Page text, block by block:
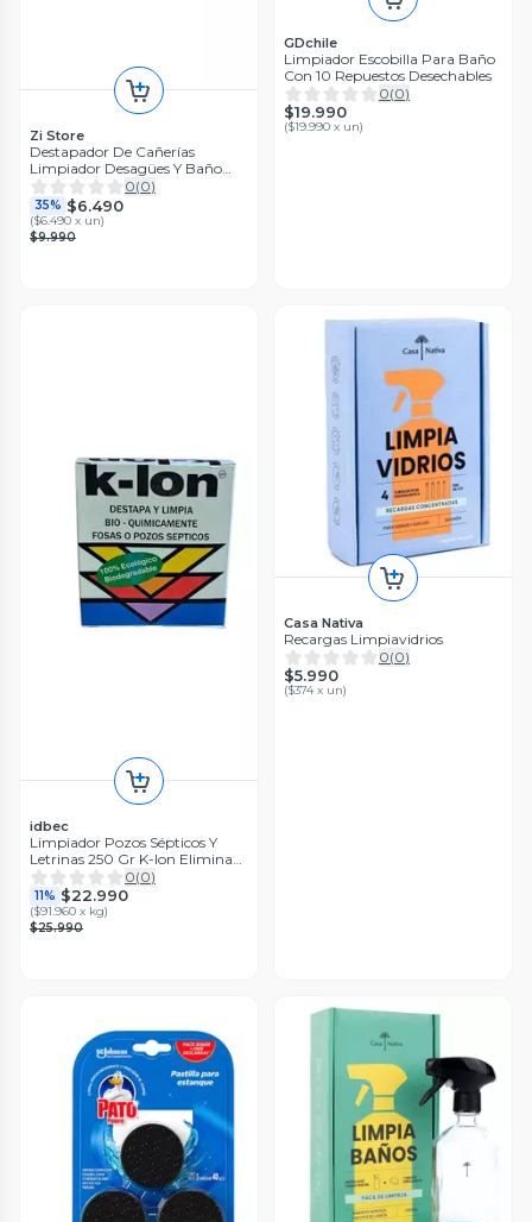
Zi Store
Destapador De Cañerías
Limpiador Desagües Y Baño
260g
0(0)
35% $6.490
($6.490 x un)
$9.990
GDchile
Limpiador Escobilla Para Baño
Con 10 Repuestos Desechables
0(0)
$19.990
($19.990 x un)
idbec
Limpiador Pozos Sépticos Y
Letrinas 250 Gr K-lon Elimina
Olores destapa y descompone
materia organic
0(0)
11% $22.990
($91.960 x kg)
$25.990
Casa Nativa
Recargas Limpiavidrios
0(0)
$5.990
($374 x un)